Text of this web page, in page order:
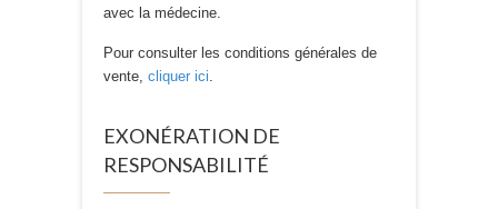
avec la médecine.
Pour consulter les conditions générales de
vente, cliquer ici
EXONÉRATION DE
RESPONSABILITÉ